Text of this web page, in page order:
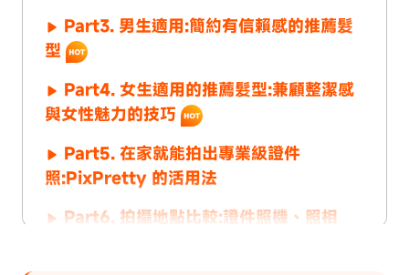
Part3. 男生適用:簡約有信賴感的推薦髮
型
Part4. 女生適用的推薦髮型:兼顧整潔感
與女性魅力的技巧
Part5. 在家就能拍出專業級證件
照:PixPretty 的活用法
Part6. 拍攝地點比較:證件照機、照相